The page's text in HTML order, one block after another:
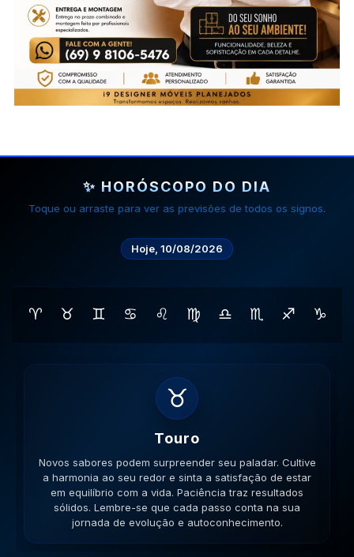
✨ HORÓSCOPO DO DIA
Toque ou arraste para ver as previsões de todos os signos.
Hoje, 10/08/2026
♈ ♉ ♊ ♋ ♌ ♍ ♎ ♏ ♐ ♑
♊
Gemeos
Novas amizades podem surgir em lugares inusitados. A
versatilidade é seu ponto forte; use-a para resolver
impasses de forma criativa. A versatilidade ajudará no
sucesso. Lembre-se que cada passo conta na sua
jornada de evolução e autoconhecimento.